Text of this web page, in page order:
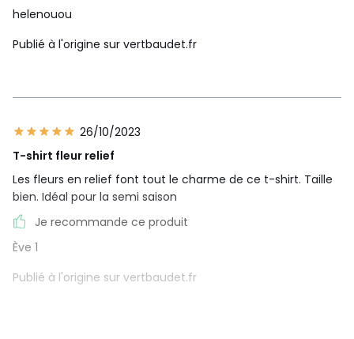
helenouou
Publié à l'origine sur vertbaudet.fr
26/10/2023
T-shirt fleur relief
Les fleurs en relief font tout le charme de ce t-shirt. Taille
bien. Idéal pour la semi saison
Je recommande ce produit
Ève 1
Publié à l'origine sur vertbaudet.fr